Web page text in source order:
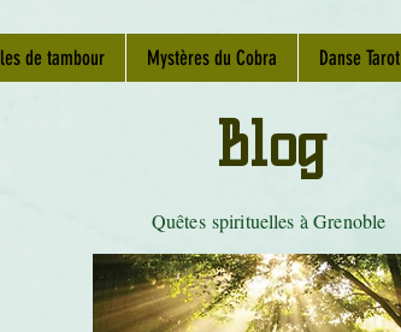
de tambour Mystères du Cobra Danse Tarot
Quêtes spirituelles à Grenoble
Blog